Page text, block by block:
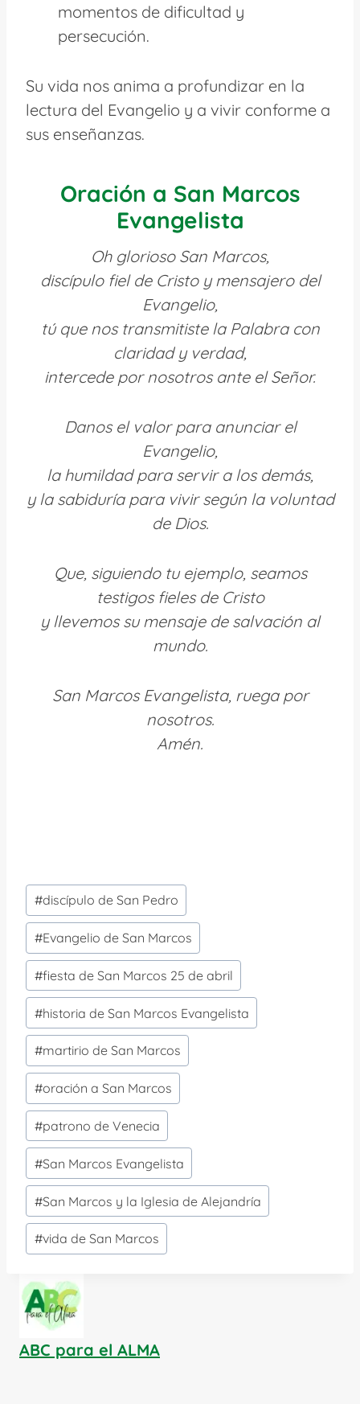
momentos de dificultad y
persecución.
Su vida nos anima a profundizar en la
lectura del Evangelio y a vivir conforme a
sus enseñanzas.
Oración a San Marcos
Evangelista
Oh glorioso San Marcos,
discípulo fiel de Cristo y mensajero del
Evangelio,
tú que nos transmitiste la Palabra con
claridad y verdad,
intercede por nosotros ante el Señor.
Danos el valor para anunciar el
Evangelio,
la humildad para servir a los demás,
y la sabiduría para vivir según la voluntad
de Dios.
Que, siguiendo tu ejemplo, seamos
testigos fieles de Cristo
y llevemos su mensaje de salvación al
mundo.
San Marcos Evangelista, ruega por
nosotros.
Amén.
Etiquetas
de
la
entrada:
#discípulo de San Pedro
#Evangelio de San Marcos
#fiesta de San Marcos 25 de abril
#historia de San Marcos Evangelista
#martirio de San Marcos
#oración a San Marcos
#patrono de Venecia
#San Marcos Evangelista
#San Marcos y la Iglesia de Alejandría
#vida de San Marcos
ABC para el ALMA